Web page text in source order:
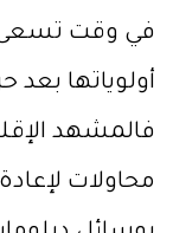
في وقت تسعى
أولوياتها بعد
فالمشهد
محاولات